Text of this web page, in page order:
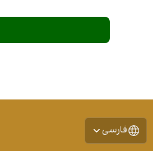
فارسی